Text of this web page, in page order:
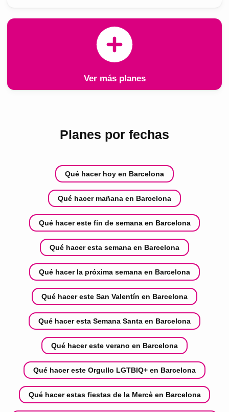
Ver más planes
Planes por fechas
Qué hacer hoy en Barcelona
Qué hacer mañana en Barcelona
Qué hacer este fin de semana en Barcelona
Qué hacer esta semana en Barcelona
Qué hacer la próxima semana en Barcelona
Qué hacer este San Valentín en Barcelona
Qué hacer esta Semana Santa en Barcelona
Qué hacer este verano en Barcelona
Qué hacer este Orgullo LGTBIQ+ en Barcelona
Qué hacer estas fiestas de la Mercè en Barcelona